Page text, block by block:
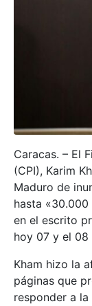
Caracas. – El
(CPI), Karim
Maduro de
hasta
en el escrito
hoy 07 y el 08
Kham hizo la
páginas que
responder a